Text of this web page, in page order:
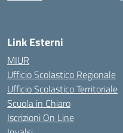
Link Esterni
MIUR
Ufficio Scolastico Regionale
Ufficio Scolastico Territoriale
Scuola in Chiaro
Iscrizioni On Line